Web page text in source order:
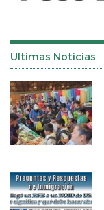
Ultimas Noticias